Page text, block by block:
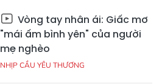
Vòng tay nhân ái: Giấc mơ
"mái ấm bình yên" của người
mẹ nghèo
NHỊP CẦU YÊU THƯƠNG